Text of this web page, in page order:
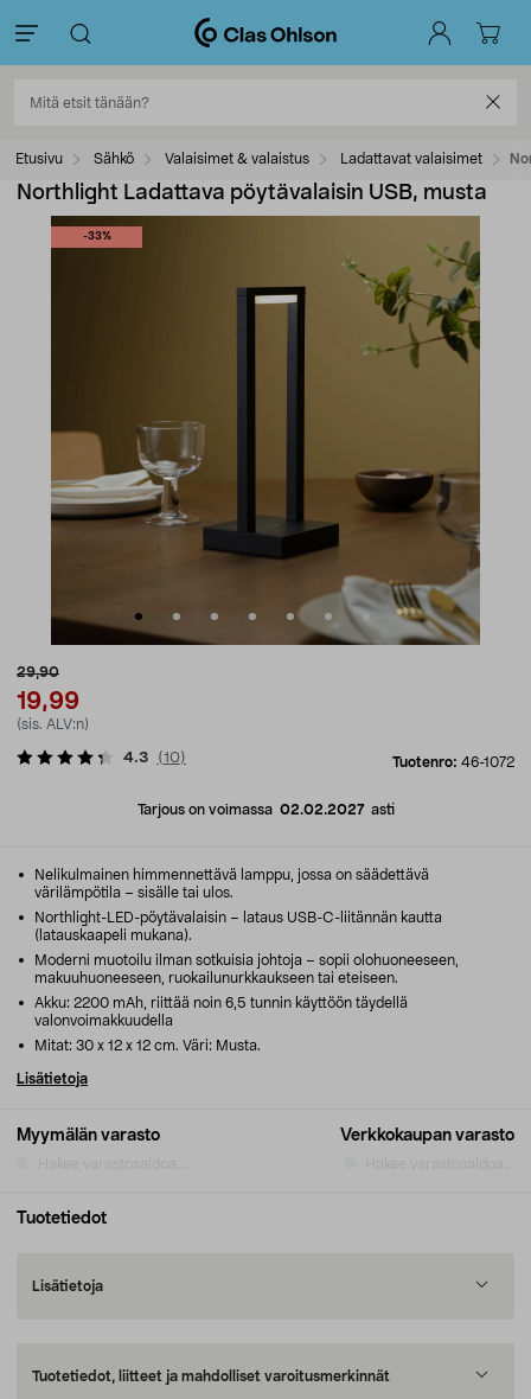
Etusivu Sähkö Valaisimet & valaistus Ladattavat valaisimet
Northlight Ladattava pöytävalaisin USB, musta
-33%
29,90
19,99
(sis. ALV:n)
Tuotenro: 46-1072
4.3 (10)
Tarjous on voimassa 02.02.2027asti
Myymälän varasto Verkkokaupan varasto
Nelikulmainen himmennettävä lamppu, jossa on säädettävä
värilämpötila – sisälle tai ulos.
Northlight-LED-pöytävalaisin – lataus USB-C-liitännän kautta
(latauskaapeli mukana).
Moderni muotoilu ilman sotkuisia johtoja – sopii olohuoneeseen,
makuuhuoneeseen, ruokailunurkkaukseen tai eteiseen.
Akku: 2200 mAh, riittää noin 6,5 tunnin käyttöön täydellä
valonvoimakkuudella
Mitat: 30 x 12 x 12 cm. Väri: Musta.
Lisätietoja
Tuotetiedot
Lisätietoja
Tuotetiedot, liitteet ja mahdolliset varoitusmerkinnät